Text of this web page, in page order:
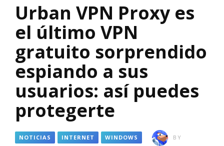
Urban VPN Proxy es
el último VPN
gratuito sorprendido
espiando a sus
usuarios: así puedes
protegerte
NOTICIAS INTERNET WINDOWS
BY